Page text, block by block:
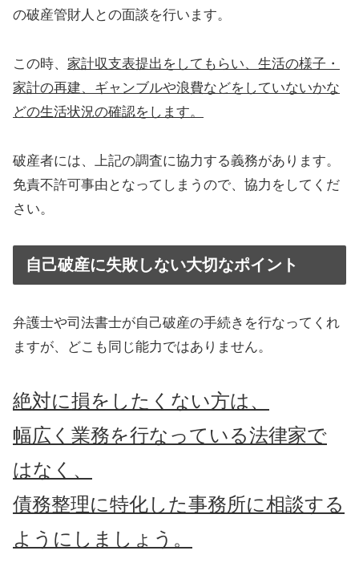
の破産管財人との面談を行います。
この時、 家計収支表提出をしてもらい、生活の様子・
家計の再建、ギャンブルや浪費などをしていないかな
どの生活状況の確認をします。
破産者には、上記の調査に協力する義務があります。
免責不許可事由となってしまうので、協力をしてくだ
さい。
自己破産に失敗しない大切なポイント
弁護士や司法書士が自己破産の手続きを行なってくれ
ますが、どこも同じ能力ではありません。
絶対に損をしたくない方は、
幅広く業務を行なっている法律家で
はなく、
債務整理に特化した事務所に相談する
ようにしましょう。